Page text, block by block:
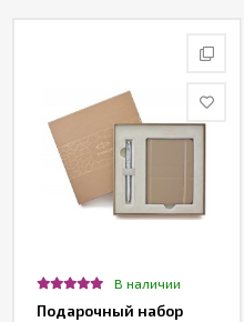
В наличии
Подарочный набор